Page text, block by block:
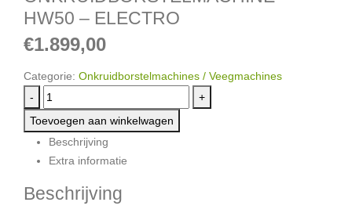
HW50 – ELECTRO
€1.899,00
Categorie: Onkruidborstelmachines / Veegmachines
-
+
Toevoegen aan winkelwagen
Beschrijving
Extra informatie
Beschrijving